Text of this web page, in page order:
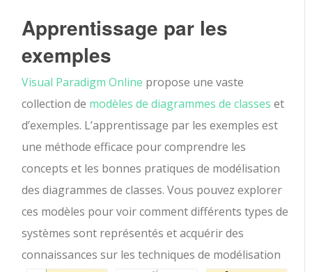
Apprentissage par les
exemples
Visual Paradigm Online propose une vaste
collection de modèles de diagrammes de classes et
d’exemples. L’apprentissage par les exemples est
une méthode efficace pour comprendre les
concepts et les bonnes pratiques de modélisation
des diagrammes de classes. Vous pouvez explorer
ces modèles pour voir comment différents types de
systèmes sont représentés et acquérir des
connaissances sur les techniques de modélisation